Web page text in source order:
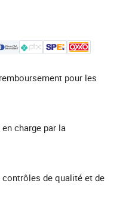
pour les
charge par la
de qualité et de